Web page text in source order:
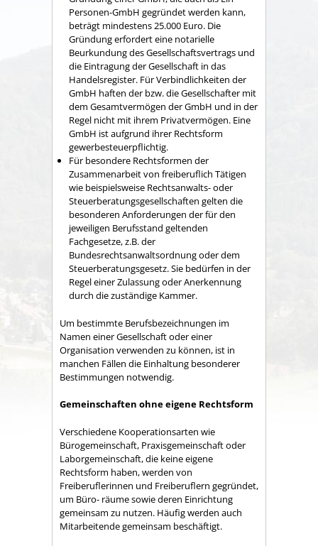
Personen-GmbH gegründet werden kann,
beträgt mindestens 25.000 Euro. Die
Gründung erfordert eine notarielle
Beurkundung des Gesellschaftsvertrags und
die Eintragung der Gesellschaft in das
Handelsregister. Für Verbindlichkeiten der
GmbH haften der bzw. die Gesellschafter mit
dem Gesamtvermögen der GmbH und in der
Regel nicht mit ihrem Privatvermögen. Eine
GmbH ist aufgrund ihrer Rechtsform
gewerbesteuerpflichtig.
Für besondere Rechtsformen der
Zusammenarbeit von freiberuflich Tätigen
wie beispielsweise Rechtsanwalts- oder
Steuerberatungsgesellschaften gelten die
besonderen Anforderungen der für den
jeweiligen Berufsstand geltenden
Fachgesetze, z.B. der
Bundesrechtsanwaltsordnung oder dem
Steuerberatungsgesetz. Sie bedürfen in der
Regel einer Zulassung oder Anerkennung
durch die zuständige Kammer.
Um bestimmte Berufsbezeichnungen im
Namen einer Gesellschaft oder einer
Organisation verwenden zu können, ist in
manchen Fällen die Einhaltung besonderer
Bestimmungen notwendig.
Gemeinschaften ohne eigene Rechtsform
Verschiedene Kooperationsarten wie
Bürogemeinschaft, Praxisgemeinschaft oder
Laborgemeinschaft, die keine eigene
Rechtsform haben, werden von
Freiberuflerinnen und Freiberuflern gegründet,
um Büro- räume sowie deren Einrichtung
gemeinsam zu nutzen. Häufig werden auch
Mitarbeitende gemeinsam beschäftigt.